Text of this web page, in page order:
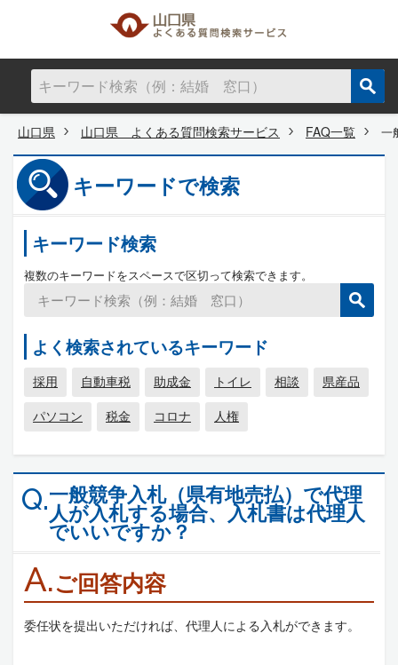
山口県 山口県 よくある質問検索サービス FAQ一覧 一
キーワードで検索
キーワード検索
複数のキーワードをスペースで区切って検索できます。
よく検索されているキーワード
採用 自動車税 助成金 トイレ 相談
県産品
パソコン
税金 コロナ 人権
Q.一般競争入札（県有地売払）で代理
人が入札する場合、入札書は代理人
でいいですか？
A.ご回答内容
委任状を提出いただければ、代理人による入札ができます。